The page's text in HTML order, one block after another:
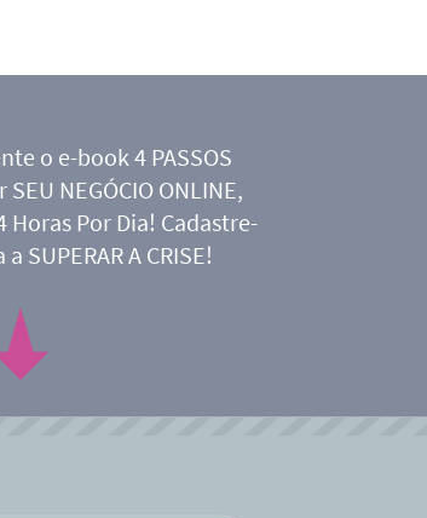
o e-book 4 PASSOS
NEGÓCIO ONLINE,
Horas Por Dia! Cadastre-
SUPERAR A CRISE!